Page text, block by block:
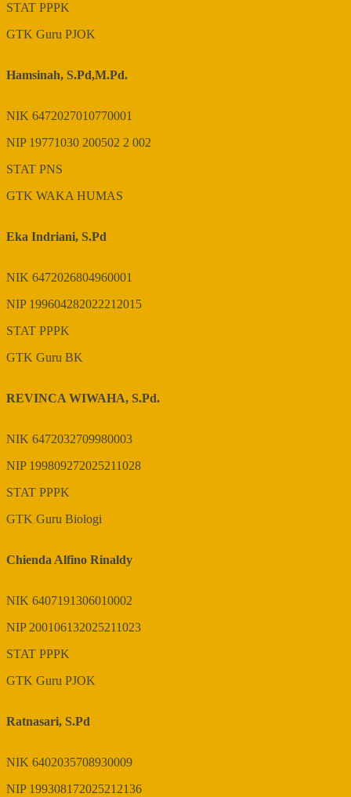
STAT PPPK
GTK Guru PJOK
Hamsinah, S.Pd,M.Pd.
NIK 6472027010770001
NIP 19771030 200502 2 002
STAT PNS
GTK WAKA HUMAS
Eka Indriani, S.Pd
NIK 6472026804960001
NIP 199604282022212015
STAT PPPK
GTK Guru BK
REVINCA WIWAHA, S.Pd.
NIK 6472032709980003
NIP 199809272025211028
STAT PPPK
GTK Guru Biologi
Chienda Alfino Rinaldy
NIK 6407191306010002
NIP200106132025211023
STAT PPPK
GTK Guru PJOK
Ratnasari, S.Pd
NIK 6402035708930009
NIP 199308172025212136